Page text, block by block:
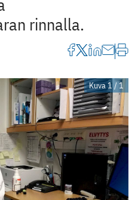
rinnalla.
Kuva 1 / 1